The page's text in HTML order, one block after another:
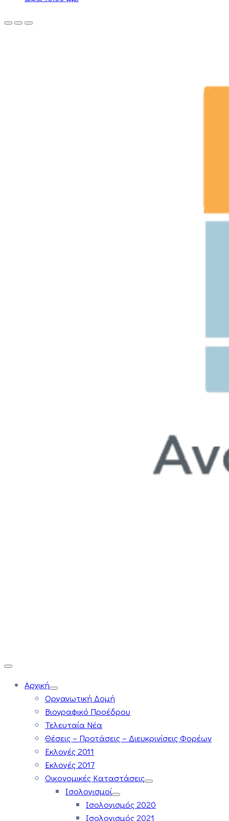
Αρχική
Οργανωτική Δομή
Βιογραφικό Προέδρου
Τελευταία Νέα
Θέσεις – Προτάσεις – Διευκρινίσεις Φορέων
Εκλογές 2011
Εκλογές 2017
Οικονομικές Καταστάσεις
Ισολογισμοί
Ισολογισμός 2020
Ισολογισμός 2021